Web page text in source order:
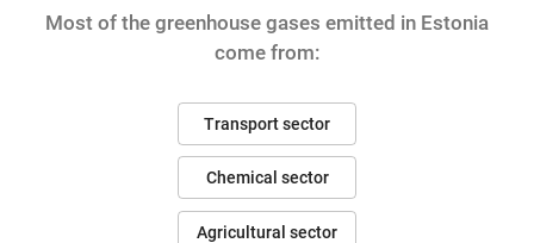
Most of the greenhouse gases emitted in Estonia
come from:
Transport sector
Chemical sector
Agricultural sector